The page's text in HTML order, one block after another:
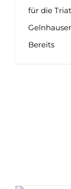
für die
Bereits